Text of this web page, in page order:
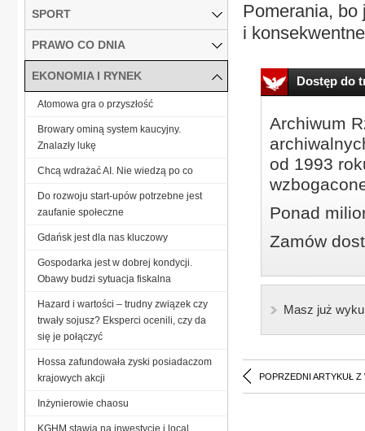
Pomerania, bo
i
Dostęp do
Archiwum
od 1993
Ponad
Zamów
Masz już
POPRZEDNI ARTYKUŁ Z
SPORT
PRAWO CO DNIA
EKONOMIA I RYNEK
Atomowa gra o przyszłość
Browary ominą system kaucyjny.
Znalazły lukę
Chcą wdrażać AI. Nie wiedzą po co
Do rozwoju start-upów potrzebne jest
zaufanie społeczne
Gdańsk jest dla nas kluczowy
Gospodarka jest w dobrej kondycji.
Obawy budzi sytuacja fiskalna
Hazard i wartości – trudny związek czy
trwały sojusz? Eksperci ocenili, czy da
się je połączyć
Hossa zafundowała zyski posiadaczom
krajowych akcji
Inżynierowie chaosu
KGHM stawia na inwestycje i local